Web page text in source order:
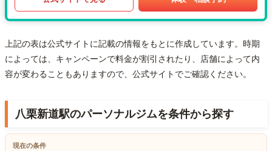
上記の表は公式サイトに記載の情報をもとに作成しています。時期
によっては、キャンペーンで料金が割引されたり、店舗によって内
容が変わることもありますので、公式サイトでご確認ください。
八栗新道駅のパーソナルジムを条件から探す
現在の条件